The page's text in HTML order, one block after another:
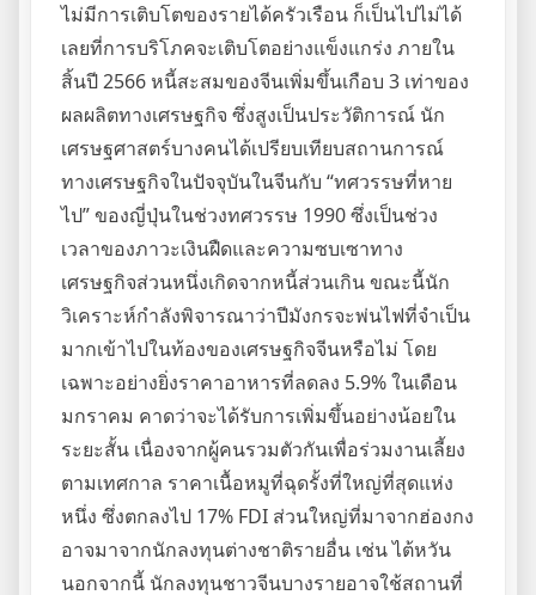
ไม่มีการเติบโตของรายได้ครัวเรือน ก็เป็นไปไม่ได้
เลยที่การบริโภคจะเติบโตอย่างแข็งแกร่ง ภายใน
สิ้นปี 2566 หนี้สะสมของจีนเพิ่มขึ้นเกือบ 3 เท่าของ
ผลผลิตทางเศรษฐกิจ ซึ่งสูงเป็นประวัติการณ์ นัก
เศรษฐศาสตร์บางคนได้เปรียบเทียบสถานการณ์
ทางเศรษฐกิจในปัจจุบันในจีนกับ “ทศวรรษที่หาย
ไป” ของญี่ปุ่นในช่วงทศวรรษ 1990 ซึ่งเป็นช่วง
เวลาของภาวะเงินฝืดและความซบเซาทาง
เศรษฐกิจส่วนหนึ่งเกิดจากหนี้ส่วนเกิน ขณะนี้นัก
วิเคราะห์กำลังพิจารณาว่าปีมังกรจะพ่นไฟที่จำเป็น
มากเข้าไปในท้องของเศรษฐกิจจีนหรือไม่ โดย
เฉพาะอย่างยิ่งราคาอาหารที่ลดลง 5.9% ในเดือน
มกราคม คาดว่าจะได้รับการเพิ่มขึ้นอย่างน้อยใน
ระยะสั้น เนื่องจากผู้คนรวมตัวกันเพื่อร่วมงานเลี้ยง
ตามเทศกาล ราคาเนื้อหมูที่ฉุดรั้งที่ใหญ่ที่สุดแห่ง
หนึ่ง ซึ่งตกลงไป 17% FDI ส่วนใหญ่ที่มาจากฮ่องกง
อาจมาจากนักลงทุนต่างชาติรายอื่น เช่น ไต้หวัน
นอกจากนี้ นักลงทุนชาวจีนบางรายอาจใช้สถานที่